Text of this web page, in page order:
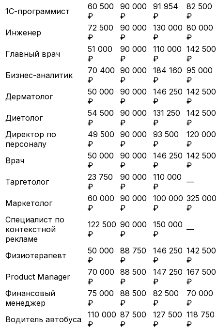
1С-программист
60 500
₽
90 000
₽
91 954
₽
82 500
₽
Инженер
72 500
₽
90 000
₽
130 000
₽
80 000
₽
Главный врач
51 000
₽
90 000
₽
110 000
₽
142 500
₽
Бизнес-аналитик
70 400
₽
90 000
₽
184 160
₽
95 000
₽
Дерматолог
50 000
₽
90 000
₽
146 250
₽
142 500
₽
Диетолог
54 500
₽
90 000
₽
131 250
₽
142 500
₽
Директор по
персоналу
49 500
₽
90 000
₽
93 500
₽
120 000
₽
Врач
50 000
₽
90 000
₽
146 250
₽
142 500
₽
Таргетолог
23 750
₽
90 000
₽
110 000
₽
—
Маркетолог
60 000
₽
90 000
₽
100 000
₽
325 000
₽
Специалист по
контекстной
рекламе
122 500
₽
90 000
₽
150 000
₽
—
Физиотерапевт
50 000
₽
88 750
₽
146 250
₽
142 500
₽
Product Manager
70 000
₽
88 500
₽
147 250
₽
167 500
₽
Финансовый
менеджер
75 000
₽
88 500
₽
82 500
₽
70 000
₽
Водитель автобуса
110 000
₽
87 500
₽
127 500
₽
118 750
₽